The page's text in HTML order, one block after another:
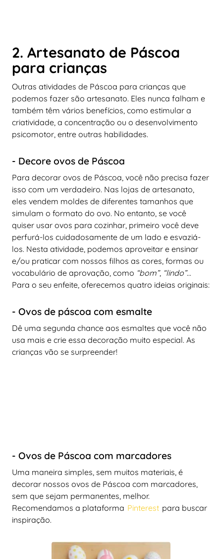
2. Artesanato de Páscoa
para crianças
Outras atividades de Páscoa para crianças que
podemos fazer são artesanato. Eles nunca falham e
também têm vários benefícios, como estimular a
criatividade, a concentração ou o desenvolvimento
psicomotor, entre outras habilidades.
- Decore ovos de Páscoa
Para decorar ovos de Páscoa, você não precisa fazer
isso com um verdadeiro. Nas lojas de artesanato,
eles vendem moldes de diferentes tamanhos que
simulam o formato do ovo. No entanto, se você
quiser usar ovos para cozinhar, primeiro você deve
perfurá-los cuidadosamente de um lado e esvaziá-
los. Nesta atividade, podemos aproveitar e ensinar
e/ou praticar com nossos filhos as cores, formas ou
vocabulário de aprovação, como “bom”, “lindo”...
Para o seu enfeite, oferecemos quatro ideias originais:
- Ovos de páscoa com esmalte
Dê uma segunda chance aos esmaltes que você não
usa mais e crie essa decoração muito especial. As
crianças vão se surpreender!
- Ovos de Páscoa com marcadores
Uma maneira simples, sem muitos materiais, é
decorar nossos ovos de Páscoa com marcadores,
sem que sejam permanentes, melhor.
Recomendamos a plataforma Pinterest para buscar
inspiração.